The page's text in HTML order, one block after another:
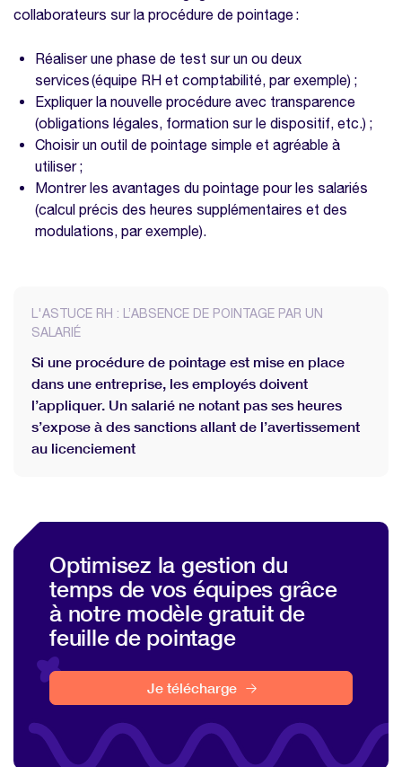
collaborateurs sur la procédure de pointage :
Réaliser une phase de test sur un ou deux
services (équipe RH et comptabilité, par exemple) ;
Expliquer la nouvelle procédure avec transparence
(obligations légales, formation sur le dispositif, etc.) ;
Choisir un outil de pointage simple et agréable à
utiliser ;
Montrer les avantages du pointage pour les salariés
(calcul précis des heures supplémentaires et des
modulations, par exemple).
L'ASTUCE RH : L’ABSENCE DE POINTAGE PAR UN
SALARIÉ
Si une procédure de pointage est mise en place
dans une entreprise, les employés doivent
l’appliquer. Un salarié ne notant pas ses heures
s’expose à des sanctions allant de l’avertissement
au licenciement
Optimisez la gestion du
temps de vos équipes grâce
à notre modèle gratuit de
feuille de pointage
Je télécharge